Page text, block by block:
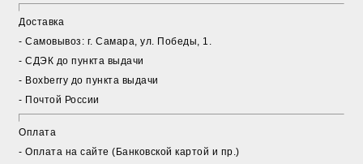
Доставка
- Cамовывоз: г. Самара, ул. Победы, 1.
- СДЭК до пункта выдачи
- Boxberry до пункта выдачи
- Почтой России
Оплата
- Оплата на сайте (Банковской картой и пр.)